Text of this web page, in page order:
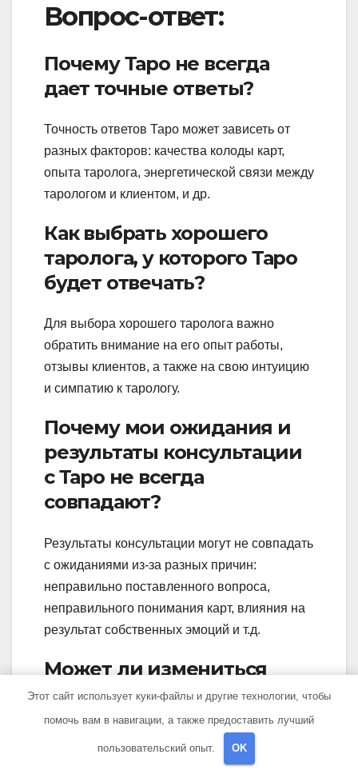
Вопрос-ответ:
Почему Таро не всегда
дает точные ответы?
Точность ответов Таро может зависеть от
разных факторов: качества колоды карт,
опыта таролога, энергетической связи между
тарологом и клиентом, и др.
Как выбрать хорошего
таролога, у которого Таро
будет отвечать?
Для выбора хорошего таролога важно
обратить внимание на его опыт работы,
отзывы клиентов, а также на свою интуицию
и симпатию к тарологу.
Почему мои ожидания и
результаты консультации
с Таро не всегда
совпадают?
Результаты консультации могут не совпадать
с ожиданиями из-за разных причин:
неправильно поставленного вопроса,
неправильного понимания карт, влияния на
результат собственных эмоций и т.д.
Может ли измениться
ответ Таро со временем?
Да, ответ Таро может меняться со временем,
так как он может указывать на будущее,
Этот сайт использует куки-файлы и другие технологии, чтобы
помочь вам в навигации, а также предоставить лучший
пользовательский опыт. OK